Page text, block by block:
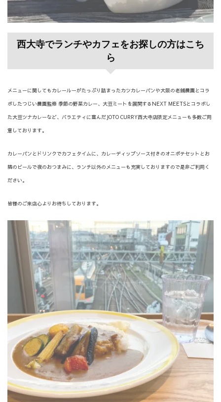
西大寺でランチやカフェをお探しの方はこち
ら
メニューに関してもカレールーがたっぷり詰まったカツカレーパンや大阪の老舗農園とコラ
ボしたつじい農園監修 季節の野菜カレー、大豆ミートを展開するNEXT MEETSとコラボし
た大豆ツナカレーなど、バラエティに富んだJOTO CURRY西大寺店限定メニューも多数ご用
意しております。
カレーパンとドリンクでカフェタイムに、カレーディップソース付きのオニポテセットとお
隣のビールで夜のおつまみに、ランチ以外のメニューも充実しておりますので是非ご利用く
ださい。
皆様のご来店心よりお待ちしております。